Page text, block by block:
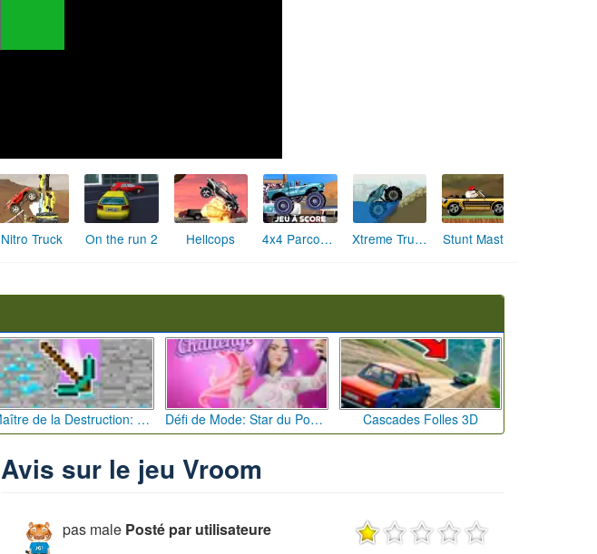
Nitro Truck On the run 2 Hellcops 4x4 Parcours Xtreme Trucks Stunt Master
Maître de la Destruction: Fusion de Pioches Défi de Mode: Star du Podium Cascades Folles 3D
Avis sur le jeu Vroom
pas male Posté par utilisateure